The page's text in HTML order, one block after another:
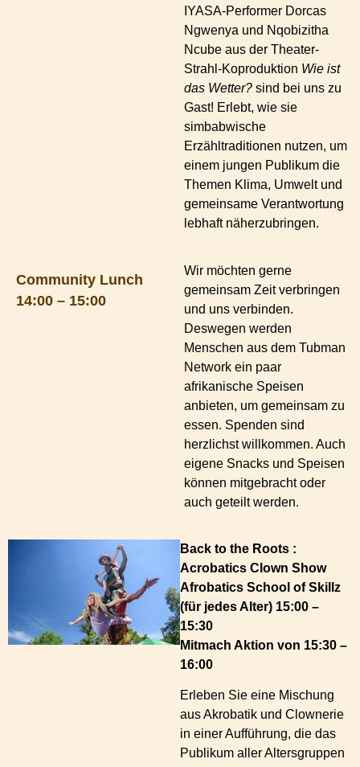
IYASA-Performer Dorcas
Ngwenya und Nqobizitha
Ncube aus der Theater-
Strahl-Koproduktion Wie ist
das Wetter? sind bei uns zu
Gast! Erlebt, wie sie
simbabwische
Erzähltraditionen nutzen, um
einem jungen Publikum die
Themen Klima, Umwelt und
gemeinsame Verantwortung
lebhaft näherzubringen.
Community Lunch
14:00 – 15:00
Wir möchten gerne
gemeinsam Zeit verbringen
und uns verbinden.
Deswegen werden
Menschen aus dem Tubman
Network ein paar
afrikanische Speisen
anbieten, um gemeinsam zu
essen. Spenden sind
herzlichst willkommen. Auch
eigene Snacks und Speisen
können mitgebracht oder
auch geteilt werden.
Back to the Roots :
Acrobatics Clown Show
Afrobatics School of Skillz
(für jedes Alter) 15:00 –
15:30
Mitmach Aktion von 15:30 –
16:00
Erleben Sie eine Mischung
aus Akrobatik und Clownerie
in einer Aufführung, die das
Publikum aller Altersgruppen